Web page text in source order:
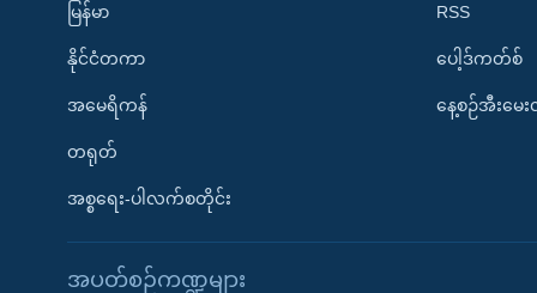
မြန်မာ
နိုင်ငံတကာ
အမေရိကန်
တရုတ်
အစ္စရေး-ပါလက်စတိုင်း
RSS
ပေါ့ဒ်ကတ်စ်
နေ့စဉ်အီးမ
အပတ်စဉ်ကဏ္ဍများ